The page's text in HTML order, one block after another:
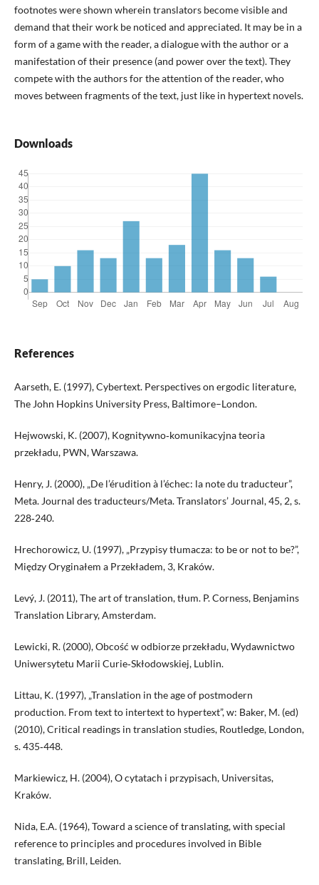
footnotes were shown wherein translators become visible and
demand that their work be noticed and appreciated. It may be in a
form of a game with the reader, a dialogue with the author or a
manifestation of their presence (and power over the text). They
compete with the authors for the attention of the reader, who
moves between fragments of the text, just like in hypertext novels.
Downloads
References
Aarseth, E. (1997), Cybertext. Perspectives on ergodic literature,
The John Hopkins University Press, Baltimore–London.
Hejwowski, K. (2007), Kognitywno‑komunikacyjna teoria
przekładu, PWN, Warszawa.
Henry, J. (2000), „De l’érudition à l’échec: la note du traducteur”,
Meta. Journal des traducteurs/Meta. Translators’ Journal, 45, 2, s.
228‑240.
Hrechorowicz, U. (1997), „Przypisy tłumacza: to be or not to be?”,
Między Oryginałem a Przekładem, 3, Kraków.
Levý, J. (2011), The art of translation, tłum. P. Corness, Benjamins
Translation Library, Amsterdam.
Lewicki, R. (2000), Obcość w odbiorze przekładu, Wydawnictwo
Uniwersytetu Marii Curie‑Skłodowskiej, Lublin.
Littau, K. (1997), „Translation in the age of postmodern
production. From text to intertext to hypertext”, w: Baker, M. (ed)
(2010), Critical readings in translation studies, Routledge, London,
s. 435‑448.
Markiewicz, H. (2004), O cytatach i przypisach, Universitas,
Kraków.
Nida, E.A. (1964), Toward a science of translating, with special
reference to principles and procedures involved in Bible
translating, Brill, Leiden.